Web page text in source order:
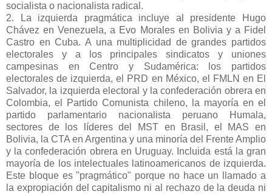
socialista o nacionalista radical.
2. La izquierda pragmática incluye al presidente Hugo
Chávez en Venezuela, a Evo Morales en Bolivia y a Fidel
Castro en Cuba. A una multiplicidad de grandes partidos
electorales y a los principales sindicatos y uniones
campesinas en Centro y Sudamérica: los partidos
electorales de izquierda, el PRD en México, el FMLN en El
Salvador, la izquierda electoral y la confederación obrera en
Colombia, el Partido Comunista chileno, la mayoría en el
partido parlamentario nacionalista peruano Humala,
sectores de los líderes del MST en Brasil, el MAS en
Bolivia, la CTA en Argentina y una minoría del Frente Amplio
y la confederación obrera en Uruguay. Incluida está la gran
mayoría de los intelectuales latinoamericanos de izquierda.
Este bloque es "pragmático" porque no hace un llamado a
la expropiación del capitalismo ni al rechazo de la deuda ni